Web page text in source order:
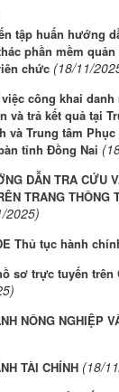
tập huấn hướng
phần mềm
chức (18/11/
công khai
và trả kết quả tại
và Trung tâm
tỉnh Đồng Nai
DẪN TRA CỨU
TRANG
2025)
Thủ tục hành
sơ trực tuyến trên
NÔNG NGHIỆP
TÀI CHÍNH (18/